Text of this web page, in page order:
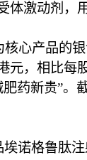
体激动剂，
心产品的银
元，相比每
药新贵”。
诺格鲁肽注